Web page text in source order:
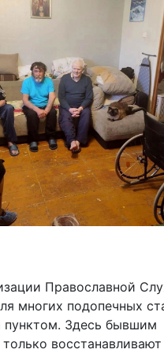
Православной
многих подопечных
пунктом. Здесь бывшим
восстанавливают